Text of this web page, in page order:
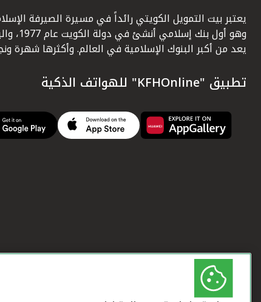
يعتبر بيت التمويل الكويتي رائداً في مسيرة الصيرفة
وهو أول بنك إسلامي أنشئ
يعد من أكبر البنوك الإسلامية في العالم. وأكثرها شهرة
تطبيق "KFHOnline" للهواتف الذكية